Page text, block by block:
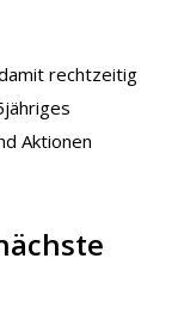
rechtzeitig
Aktionen